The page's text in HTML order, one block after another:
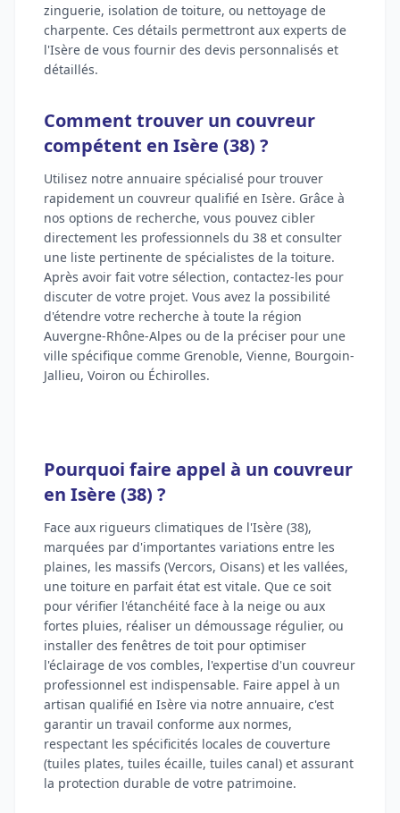
zinguerie, isolation de toiture, ou nettoyage de
charpente. Ces détails permettront aux experts de
l'Isère de vous fournir des devis personnalisés et
détaillés.
Comment trouver un couvreur
compétent en Isère (38) ?
Utilisez notre annuaire spécialisé pour trouver
rapidement un couvreur qualifié en Isère. Grâce à
nos options de recherche, vous pouvez cibler
directement les professionnels du 38 et consulter
une liste pertinente de spécialistes de la toiture.
Après avoir fait votre sélection, contactez-les pour
discuter de votre projet. Vous avez la possibilité
d'étendre votre recherche à toute la région
Auvergne-Rhône-Alpes ou de la préciser pour une
ville spécifique comme Grenoble, Vienne, Bourgoin-
Jallieu, Voiron ou Échirolles.
Pourquoi faire appel à un couvreur
en Isère (38) ?
Face aux rigueurs climatiques de l'Isère (38),
marquées par d'importantes variations entre les
plaines, les massifs (Vercors, Oisans) et les vallées,
une toiture en parfait état est vitale. Que ce soit
pour vérifier l'étanchéité face à la neige ou aux
fortes pluies, réaliser un démoussage régulier, ou
installer des fenêtres de toit pour optimiser
l'éclairage de vos combles, l'expertise d'un couvreur
professionnel est indispensable. Faire appel à un
artisan qualifié en Isère via notre annuaire, c'est
garantir un travail conforme aux normes,
respectant les spécificités locales de couverture
(tuiles plates, tuiles écaille, tuiles canal) et assurant
la protection durable de votre patrimoine.